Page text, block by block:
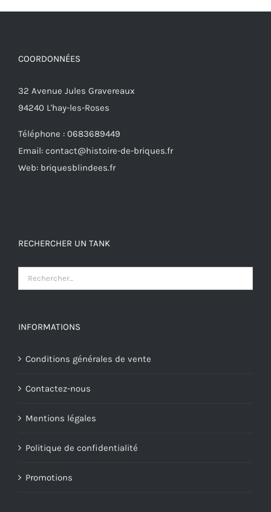
COORDONNÉES
32 Avenue Jules Gravereaux
94240 L'hay-les-Roses
Téléphone : 0683689449
Email: contact@histoire-de-briques.fr
Web: briquesblindees.fr
RECHERCHER UN TANK
INFORMATIONS
Conditions générales de vente
Contactez-nous
Mentions légales
Politique de confidentialité
Promotions